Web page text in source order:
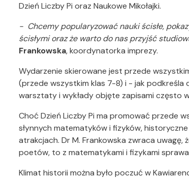
Dzień Liczby Pi oraz Naukowe Mikołajki.
- Chcemy popularyzować nauki ścisłe,
ścisłymi oraz że warto do nas przyjść
Frankowska, koordynatorka imprezy.
Wydarzenie skierowane jest przede
(przede wszystkim klas 7-8) i - jak podkreśla
warsztaty i wykłady objęte zapisami często
Choć Dzień Liczby Pi ma promować przede
słynnych matematyków i fizyków,
atrakcjach. Dr M. Frankowska zwraca uwagę,
poetów, to z matematykami i fizykami
Klimat historii można było poczuć w